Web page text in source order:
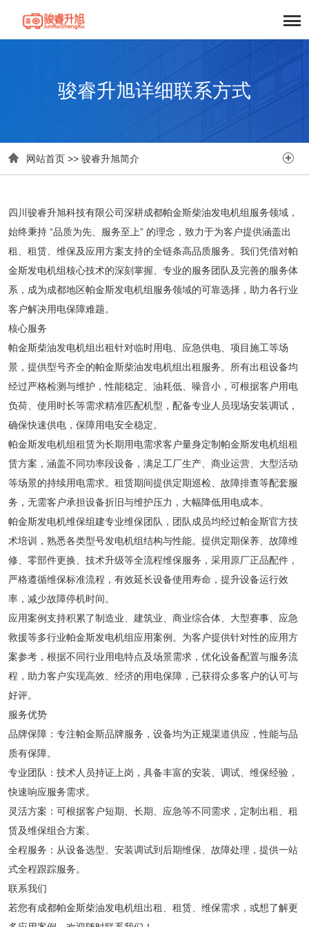
骏睿升旭详细联系方式
 网站首页 >> 骏睿升旭简介 
四川骏睿升旭科技有限公司深耕成都帕金斯柴油发电机组服务领域，
始终秉持 “品质为先、服务至上” 的理念，致力于为客户提供涵盖出
租、租赁、维保及应用方案支持的全链条高品质服务。我们凭借对帕
金斯发电机组核心技术的深刻掌握、专业的服务团队及完善的服务体
系，成为成都地区帕金斯发电机组服务领域的可靠选择，助力各行业
客户解决用电保障难题。
核心服务
帕金斯柴油发电机组出租针对临时用电、应急供电、项目施工等场
景，提供型号齐全的帕金斯柴油发电机组出租服务。所有出租设备均
经过严格检测与维护，性能稳定、油耗低、噪音小，可根据客户用电
负荷、使用时长等需求精准匹配机型，配备专业人员现场安装调试，
确保快速供电，保障用电安全稳定。
帕金斯发电机组租赁为长期用电需求客户量身定制帕金斯发电机组租
赁方案，涵盖不同功率段设备，满足工厂生产、商业运营、大型活动
等场景的持续用电需求。租赁期间提供定期巡检、故障排查等配套服
务，无需客户承担设备折旧与维护压力，大幅降低用电成本。
帕金斯发电机维保组建专业维保团队，团队成员均经过帕金斯官方技
术培训，熟悉各类型号发电机组结构与性能。提供定期保养、故障维
修、零部件更换、技术升级等全流程维保服务，采用原厂正品配件，
严格遵循维保标准流程，有效延长设备使用寿命，提升设备运行效
率，减少故障停机时间。
应用案例支持积累了制造业、建筑业、商业综合体、大型赛事、应急
救援等多行业帕金斯发电机组应用案例。为客户提供针对性的应用方
案参考，根据不同行业用电特点及场景需求，优化设备配置与服务流
程，助力客户实现高效、经济的用电保障，已获得众多客户的认可与
好评。
服务优势
品牌保障：专注帕金斯品牌服务，设备均为正规渠道供应，性能与品
质有保障。
专业团队：技术人员持证上岗，具备丰富的安装、调试、维保经验，
快速响应服务需求。
灵活方案：可根据客户短期、长期、应急等不同需求，定制出租、租
赁及维保组合方案。
全程服务：从设备选型、安装调试到后期维保、故障处理，提供一站
式全程跟踪服务。
联系我们
若您有成都帕金斯柴油发电机组出租、租赁、维保需求，或想了解更